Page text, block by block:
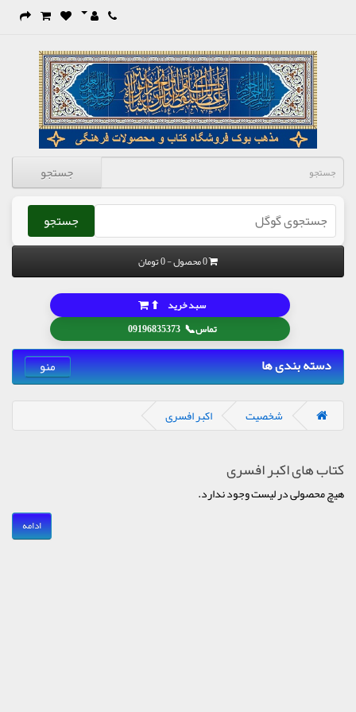
جستجو
جستجو
0 محصول - 0 تومان
تماس📞
09196835373
سبد خرید ⬆
دسته بندی ها منو
شخصیت اکبر افسری
کتاب های اکبر افسری
هیچ محصولی در لیست وجود ندارد.
ادامه